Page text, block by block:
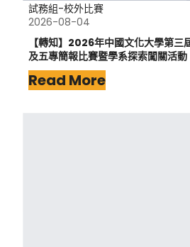
試務組-校外比賽
2026-08-04
【轉知】2026年中國文化大學第三
及五專簡報比賽暨學系探索闖關活動
Read More